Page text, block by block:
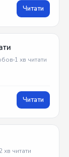
Читати
1 хв читати
Читати
2 хв читати